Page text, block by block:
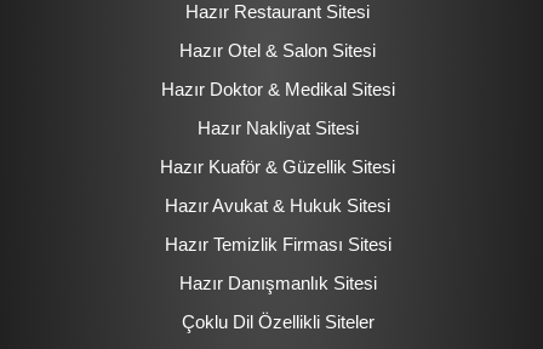
Hazır Restaurant Sitesi
Hazır Otel & Salon Sitesi
Hazır Doktor & Medikal Sitesi
Hazır Nakliyat Sitesi
Hazır Kuaför & Güzellik Sitesi
Hazır Avukat & Hukuk Sitesi
Hazır Temizlik Firması Sitesi
Hazır Danışmanlık Sitesi
Çoklu Dil Özellikli Siteler